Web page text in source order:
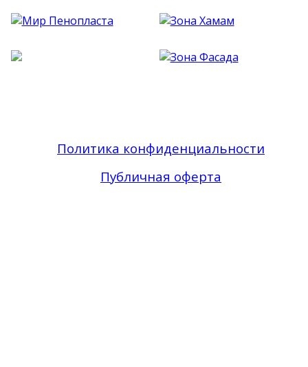
Политика конфиденциальности
Публичная оферта